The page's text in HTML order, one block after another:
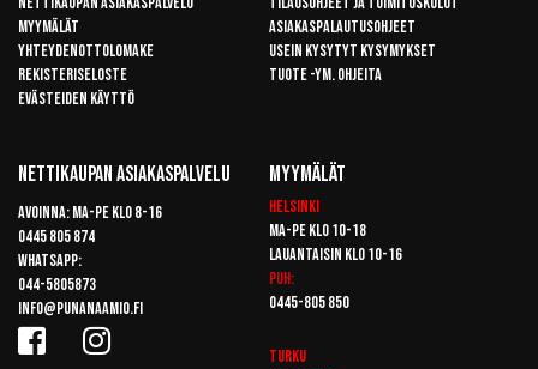
Myymälät
Yhteydenottolomake
Rekisteriseloste
Evästeiden käyttö
Asiakaspalautusohjeet
Usein kysytyt kysymykset
Tuote -ym. ohjeita
Nettikaupan Asiakaspalvelu
Avoinna: Ma-pe klo 8-16
0445 805 874
Whatsapp:
044-5805873
info@punanaamio.fi
Myymälät
Helsinki
Ma-pe klo 10-18
Lauantaisin klo 10-16
Puh:
0445-805 850
Turku